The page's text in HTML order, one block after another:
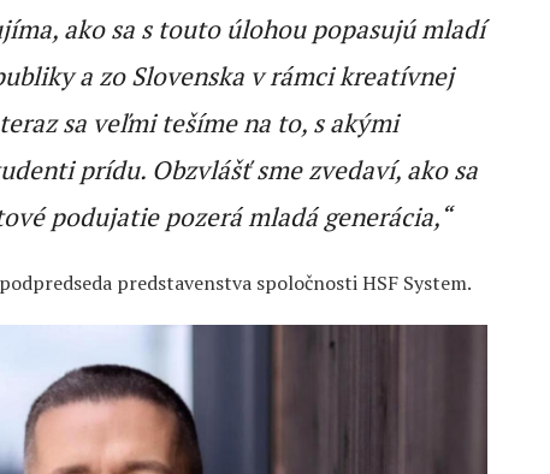
ako sa s touto úlohou popasujú mladí
a zo Slovenska v rámci kreatívnej
sa veľmi tešíme na to, s akými
prídu. Obzvlášť sme zvedaví, ako sa
podujatie pozerá mladá generácia,“
predstavenstva spoločnosti HSF System.